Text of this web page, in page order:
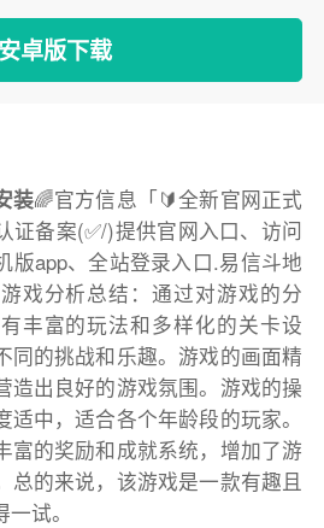
安卓版下载
装🌈官方信息「🔰全新官网正式
证备案(✅/)提供官网入口、访问
版app、全站登录入口.易信斗地
戏分析总结：通过对游戏的分
丰富的玩法和多样化的关卡设
同的挑战和乐趣。游戏的画面精
造出良好的游戏氛围。游戏的操
中，适合各个年龄段的玩家。
富的奖励和成就系统，增加了游
总的来说，该游戏是一款有趣且
试。